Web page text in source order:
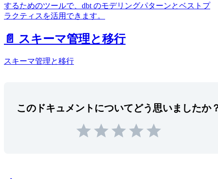
するためのツールで、dbt のモデリングパターンとベストプ
ラクティスを活用できます。
📄️ スキーマ管理と移行
スキーマ管理と移行
このドキュメントについてどう思いましたか